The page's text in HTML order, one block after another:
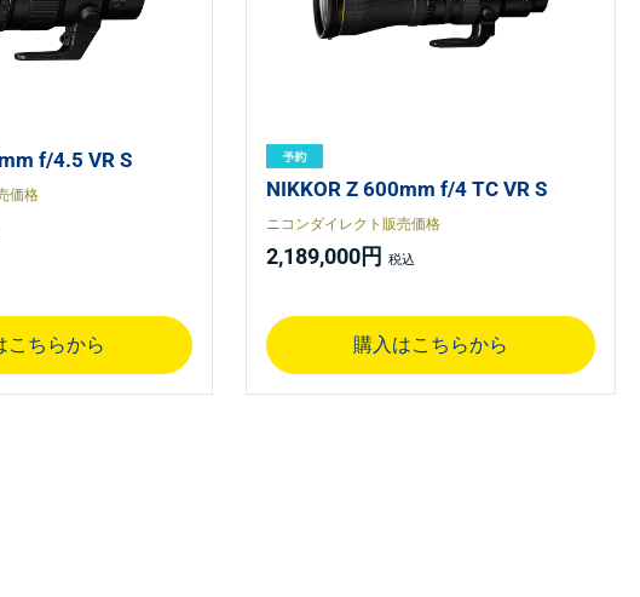
f/4.5 VR S
価格
こちらから
NIKKOR Z 600mm f/4 TC VR S
ニコンダイレクト販売価格
2,189,000円
購入はこちらから